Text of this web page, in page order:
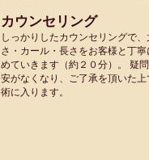
カウンセリング
しっかりしたカウンセリングで、
さ・カール・長さをお客様と丁寧
めていきます（約２０分）。 疑
安がなくなり、ご了承を頂いた上
術に入ります。